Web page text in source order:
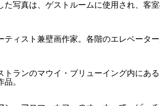
写真は、ゲストルームに使用され、客
ィスト兼壁画作家。各階のエレベータ
ランのマウイ・ブリューイング内にあ
。